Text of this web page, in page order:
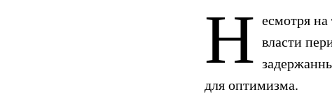
Н есмотря
власти
для оптимизма.